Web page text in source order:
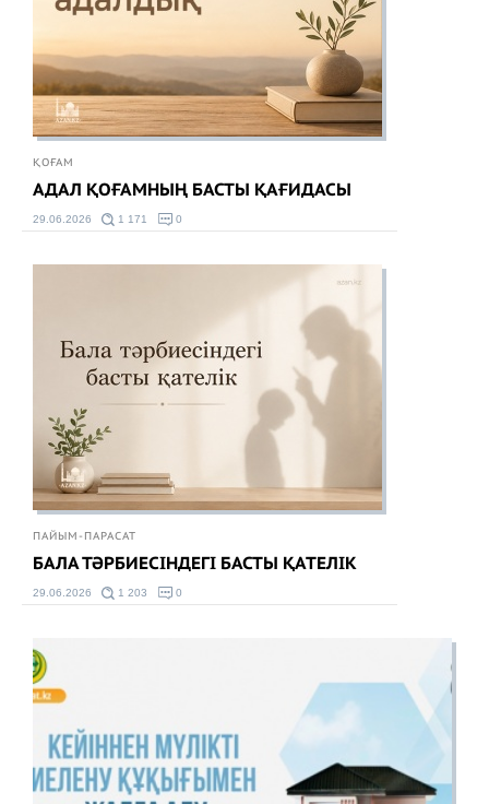
ҚОҒАМ
АДАЛ ҚОҒАМНЫҢ БАСТЫ ҚАҒИДАСЫ
29.06.2026 1 171 0
ПАЙЫМ-ПАРАСАТ
БАЛА ТӘРБИЕСІНДЕГІ БАСТЫ ҚАТЕЛІК
29.06.2026 1 203 0